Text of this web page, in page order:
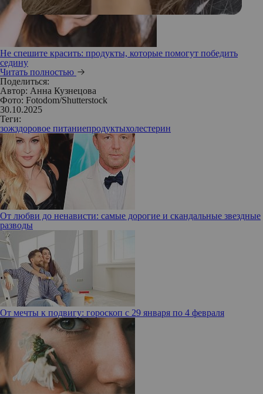
Не спешите красить: продукты, которые помогут победить
седину
Читать полностью
Поделиться:
Автор: Анна Кузнецова
Фото: Fotodom/Shutterstock
30.10.2025
Теги:
зожздоровое питаниепродуктыхолестерин
От любви до ненависти: самые дорогие и скандальные звездные
разводы
От мечты к подвигу: гороскоп с 29 января по 4 февраля